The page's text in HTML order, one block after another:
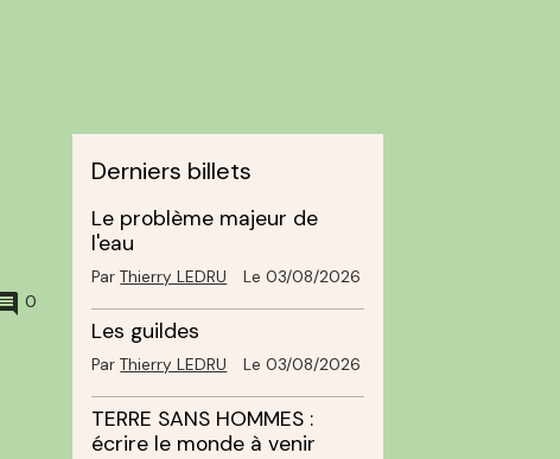
0
Derniers billets
Le problème majeur de
l'eau
ParThierry LEDRU Le 03/08/2026
Les guildes
ParThierry LEDRU Le 03/08/2026
TERRE SANS HOMMES :
écrire le monde à venir